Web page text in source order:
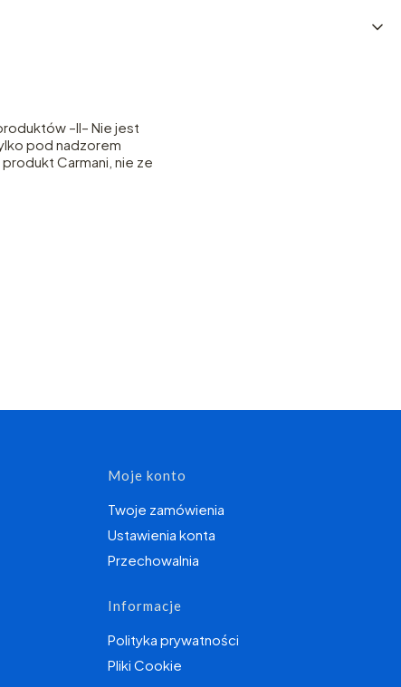
–II– Nie jest
pod nadzorem
Carmani, nie ze
Moje konto
Twoje zamówienia
Ustawienia konta
Przechowalnia
Informacje
Polityka prywatności
Pliki Cookie